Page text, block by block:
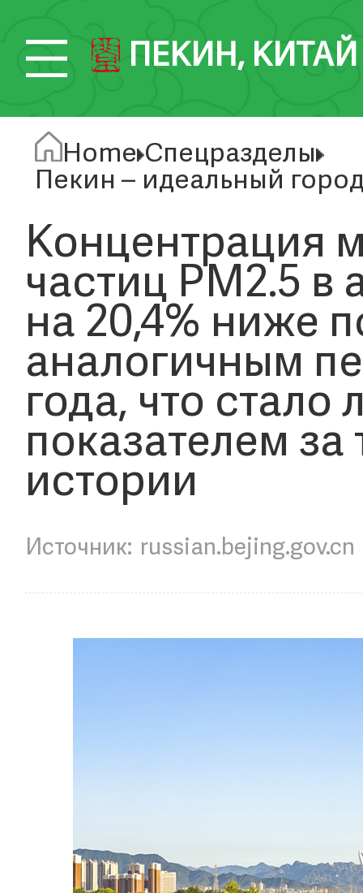
ПЕКИН, КИТАЙ
Home Спецразделы
Пекин – идеальный
Концентрация
частиц PM2.5
на 20,4% ниже
аналогичным
года, что стало
показателем
истории
russian.bejing.gov.cn